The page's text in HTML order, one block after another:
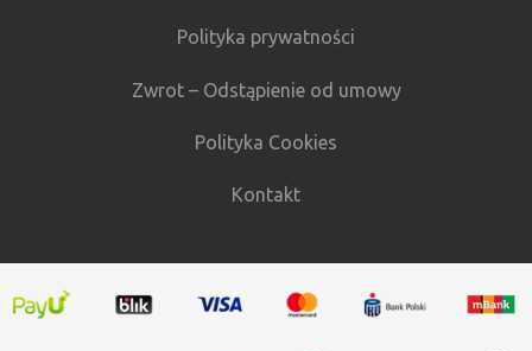
Polityka prywatności
Zwrot – Odstąpienie od umowy
Polityka Cookies
Kontakt